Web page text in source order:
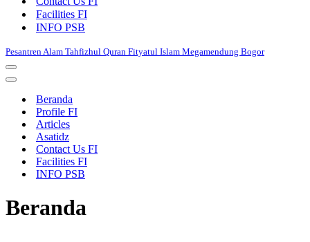
Facilities FI
INFO PSB
Pesantren Alam Tahfizhul Quran Fityatul Islam Megamendung Bogor
Navigation
Menu
Navigation
Beranda
Profile FI
Articles
Asatidz
Contact Us FI
Facilities FI
INFO PSB
Beranda